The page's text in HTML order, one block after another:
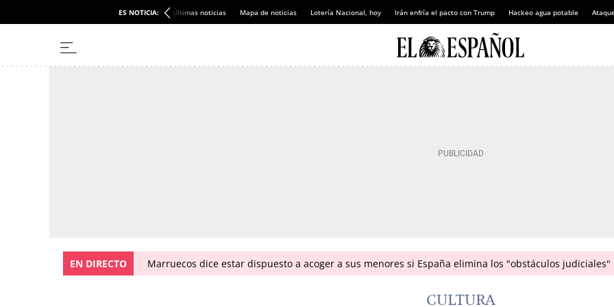
ES NOTICIA: Últimas noticias Mapa de noticias Lotería Nacional, hoy Irán enfría el pacto con Trump Hackeo agua potable
EN DIRECTO Marruecos dice estar dispuesto a acoger a sus menores si España elimina los "obstáculos judiciales"
CULTURA